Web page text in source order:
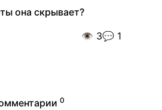
она скрывает?
👁️ 3💬 1
0